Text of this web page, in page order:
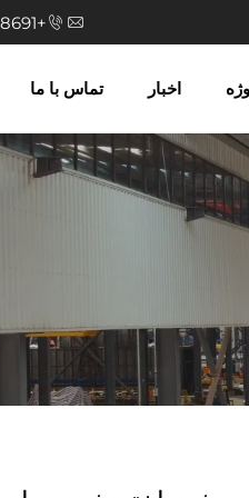
+86-13535848691
اخبار تماس با ما